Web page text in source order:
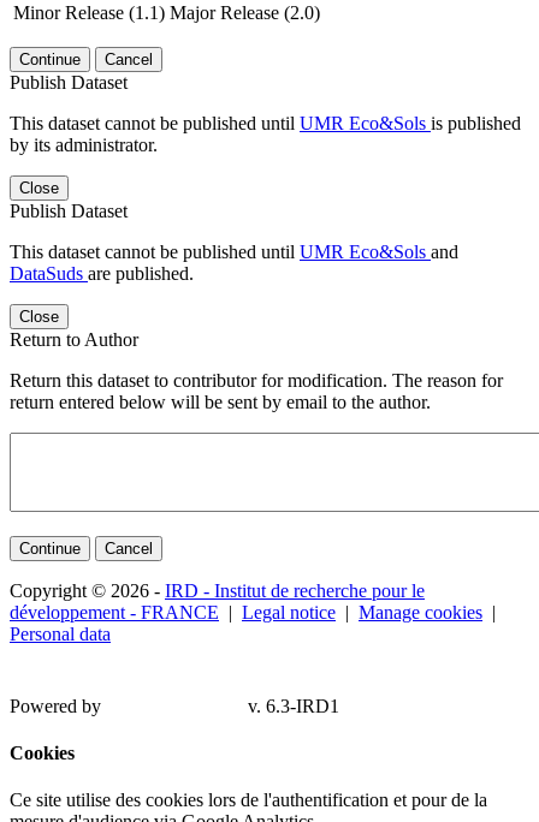
Minor Release (1.1) Major Release (2.0)
Continue Cancel
Publish Dataset
This dataset cannot be published until UMR Eco&Sols is published
by its administrator.
Close
Publish Dataset
This dataset cannot be published until UMR Eco&Sols and
DataSuds are published.
Close
Return to Author
Return this dataset to contributor for modification. The reason for
return entered below will be sent by email to the author.
Continue Cancel
Copyright © 2026 - IRD - Institut de recherche pour le
développement - FRANCE | Legal notice | Manage cookies |
Personal data
mesure d'audience via Google Analytics.